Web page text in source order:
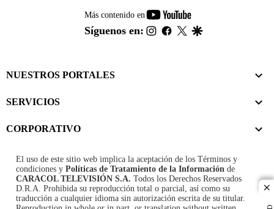
Más contenido en
youtube-
footer
Síguenos en: instagram
facebook
twitter
NUESTROS PORTALES
SERVICIOS
CORPORATIVO
El uso de este sitio web implica la aceptación de los Términos y
condiciones y Políticas de Tratamiento de la Información de
CARACOL TELEVISIÓN S.A. Todos los Derechos Reservados
D.R.A. Prohibida su reproducción total o parcial, así como su
traducción a cualquier idioma sin autorización escrita de su titular.